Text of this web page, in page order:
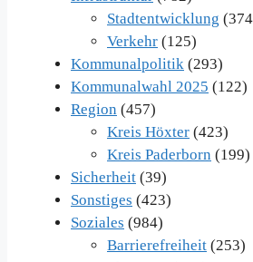
Stadtentwicklung
Verkehr (125)
Kommunalpolitik (293)
Kommunalwahl 2025 (122)
Region (457)
Kreis Höxter (423)
Kreis Paderborn (199)
Sicherheit (39)
Sonstiges (423)
Soziales (984)
Barrierefreiheit (253)